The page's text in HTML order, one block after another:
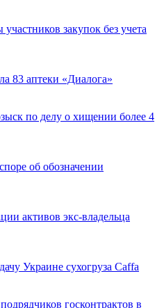
закупок без учета
83 аптеки «Диалога»
по делу о хищении более 4
об обозначении
активов экс-владельца
Украине сухогруза Caffa
госконтрактов в